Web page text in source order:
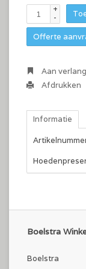
+
-
Offerte
Aan
Afdrukken
Informatie
Boelstra
Boelstra